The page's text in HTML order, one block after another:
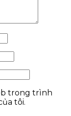
trong trình
tôi.